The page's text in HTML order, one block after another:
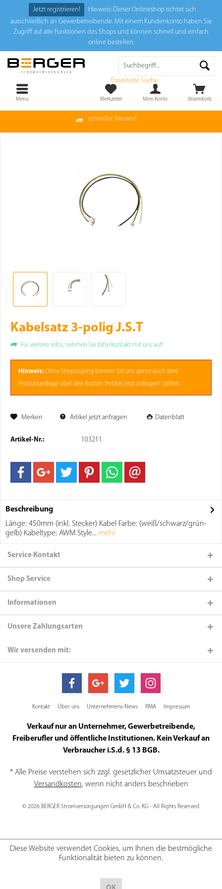
Jetzt registrieren!
Hinweis: Dieser Onlineshop richtet sich
ausschließlich an Gewerbetreibende. Mit einem Kundenkonto haben Sie
Zugriff auf alle Funktionen des Shops und können schnell und einfach
online bestellen.
schneller Versand
Erweiterte Suche
Warenkorb
Merkzettel Mein Konto
Menü
Kabelsatz 3-polig J.S.T
Für weitere Infos, nehmen Sie bitte Kontakt mit uns auf!
Hinweis: Ohne Shopzugang können Sie uns gerne auch eine
Produktanfrage über den Button "Artikel jetzt anfragen" stellen.
Merken Artikel jetzt anfragen Datenblatt
Artikel-Nr.: 103211
Beschreibung
Länge: 450mm (inkl. Stecker) Kabel Farbe: (weiß/schwarz/grün-
gelb) Kabeltype: AWM Style... mehr
Service Kontakt
Shop Service
Informationen
Unsere Zahlungsarten
Wir versenden mit:
Kontakt Über uns Unternehmens-News RMA Impressum
Verkauf nur an Unternehmer, Gewerbetreibende,
Freiberufler und öffentliche Institutionen. Kein Verkauf an
Verbraucher i.S.d. § 13 BGB.
* Alle Preise verstehen sich zzgl. gesetzlicher Umsatzsteuer und
Versandkosten, wenn nicht anders beschrieben
© 2026 BERGER Stromversorgungen GmbH & Co. KG - All Rights Reserved.
Diese Website verwendet Cookies, um Ihnen die bestmögliche
Funktionalität bieten zu können.